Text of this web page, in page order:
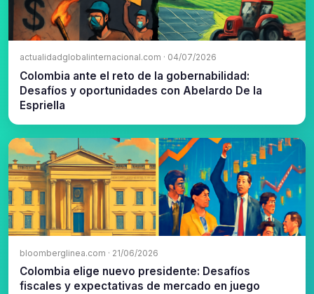
actualidadglobalinternacional.com · 04/07/2026
Colombia ante el reto de la gobernabilidad:
Desafíos y oportunidades con Abelardo De la
Espriella
bloomberglinea.com · 21/06/2026
Colombia elige nuevo presidente: Desafíos
fiscales y expectativas de mercado en juego